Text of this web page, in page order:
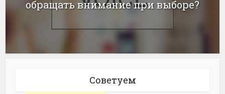
обращать внимание при выборе?
Советуем